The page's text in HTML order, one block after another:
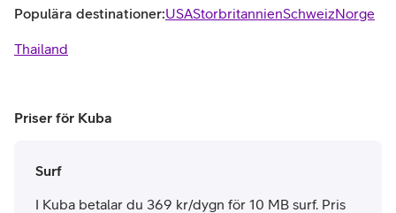
Populära destinationer:USAStorbritannienSchweizNorge
Thailand
Priser för Kuba
Surf
I Kuba betalar du 369 kr/dygn för 10 MB surf. Pris